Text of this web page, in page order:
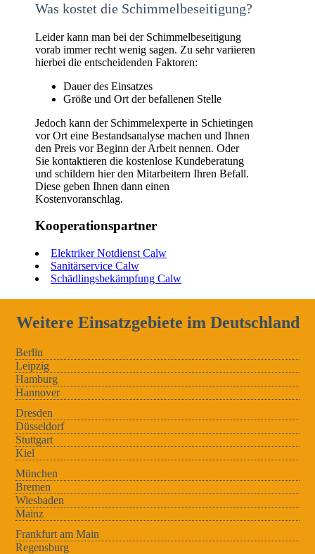
Was kostet die Schimmelbeseitigung?
Leider kann man bei der Schimmelbeseitigung
vorab immer recht wenig sagen. Zu sehr variieren
hierbei die entscheidenden Faktoren:
Dauer des Einsatzes
Größe und Ort der befallenen Stelle
Jedoch kann der Schimmelexperte in Schietingen
vor Ort eine Bestandsanalyse machen und Ihnen
den Preis vor Beginn der Arbeit nennen. Oder
Sie kontaktieren die kostenlose Kundeberatung
und schildern hier den Mitarbeitern Ihren Befall.
Diese geben Ihnen dann einen
Kostenvoranschlag.
Kooperationspartner
Elektriker Notdienst Calw
Sanitärservice Calw
Schädlingsbekämpfung Calw
Weitere Einsatzgebiete im Deutschland
Berlin
Leipzig
Hamburg
Hannover
Dresden
Düsseldorf
Stuttgart
Kiel
München
Bremen
Wiesbaden
Mainz
Frankfurt am Main
Regensburg